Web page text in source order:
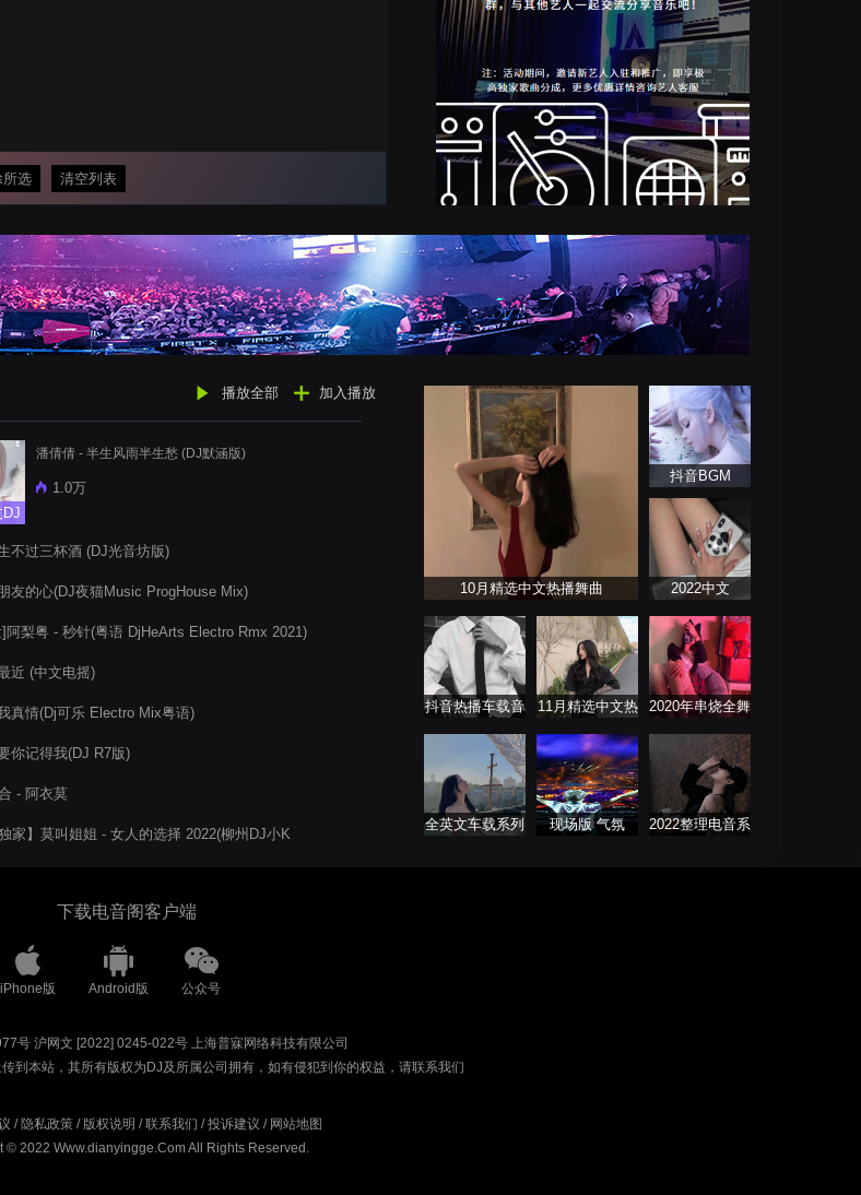
所选 清空列表
播放全部 加入播放
DJ
潘倩倩 - 半生风雨半生愁 (DJ默涵版)
1.0万
不过三杯酒 (DJ光音坊版)
友的心(DJ夜猫Music ProgHouse Mix)
]阿梨粤 - 秒针(粤语 DjHeArts Electro Rmx 2021)
近 (中文电摇)
真情(Dj可乐 Electro Mix粤语)
你记得我(DJ R7版)
- 阿衣莫
独家】莫叫姐姐 - 女人的选择 2022(柳州DJ小K
10月精选中文热播舞曲
抖音BGM
2022中文
抖音热播车载音
11月精选中文热
2020年串烧全舞
全英文车载系列 现场版 气氛
2022整理电音系
下载电音阁客户端
iPhone版 Android版 公众号
号 沪网文 [2022] 0245-022号 上海普寐网络科技有限公司
到本站，其所有版权为DJ及所属公司拥有，如有侵犯到你的权益，请联系我们
/ 隐私政策/ 版权说明 /联系我们 /投诉建议 / 网站地图
© 2022 Www.dianyingge.Com All Rights Reserved.